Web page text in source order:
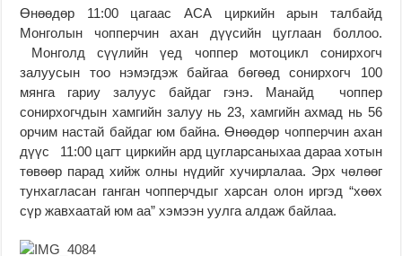
Өнөөдөр 11:00 цагаас АСА циркийн арын талбайд
Монголын чопперчин ахан дүүсийн цуглаан боллоо.
Монголд сүүлийн үед чоппер мотоцикл сонирхогч
залуусын тоо нэмэгдэж байгаа бөгөөд сонирхогч 100
мянга гариу залуус байдаг гэнэ. Манайд чоппер
сонирхогчдын хамгийн залуу нь 23, хамгийн ахмад нь 56
орчим настай байдаг юм байна. Өнөөдөр чопперчин ахан
дүүс 11:00 цагт циркийн ард цугларсаныхаа дараа хотын
төвөөр парад хийж олны нүдийг хучирлалаа. Эрх чөлөөг
тунхагласан ганган чопперчдыг харсан олон иргэд “хөөх
сүр жавхаатай юм аа” хэмээн уулга алдаж байлаа.